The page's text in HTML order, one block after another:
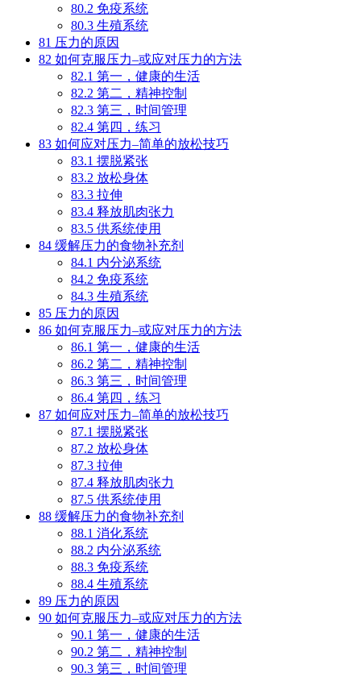
80.2 免疫系统
80.3 生殖系统
81 压力的原因
82 如何克服压力–或应对压力的方法
82.1 第一，健康的生活
82.2 第二，精神控制
82.3 第三，时间管理
82.4 第四，练习
83 如何应对压力–简单的放松技巧
83.1 摆脱紧张
83.2 放松身体
83.3 拉伸
83.4 释放肌肉张力
83.5 供系统使用
84 缓解压力的食物补充剂
84.1 内分泌系统
84.2 免疫系统
84.3 生殖系统
85 压力的原因
86 如何克服压力–或应对压力的方法
86.1 第一，健康的生活
86.2 第二，精神控制
86.3 第三，时间管理
86.4 第四，练习
87 如何应对压力–简单的放松技巧
87.1 摆脱紧张
87.2 放松身体
87.3 拉伸
87.4 释放肌肉张力
87.5 供系统使用
88 缓解压力的食物补充剂
88.1 消化系统
88.2 内分泌系统
88.3 免疫系统
88.4 生殖系统
89 压力的原因
90 如何克服压力–或应对压力的方法
90.1 第一，健康的生活
90.2 第二，精神控制
90.3 第三，时间管理